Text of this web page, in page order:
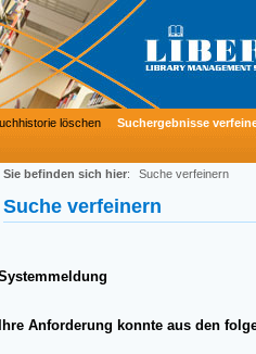
löschen Suchergebnisse
Sie befinden sich hier: Suche verfeinern
Suche verfeinern
Ihre Anforderung konnte aus den